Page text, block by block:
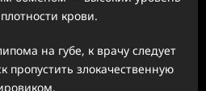
крови.
на губе, к врачу следует
пропустить злокачественную